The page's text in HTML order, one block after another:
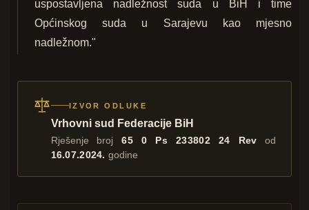
uspostavljena nadležnost suda u BiH i time
Općinskog suda u Sarajevu kao mjesno
nadležnom."
IZVOR ODLUKE
Vrhovni sud Federacije BiH
Rješenje broj65 0 Ps 233802 24 Rev od
16.07.2024. godine